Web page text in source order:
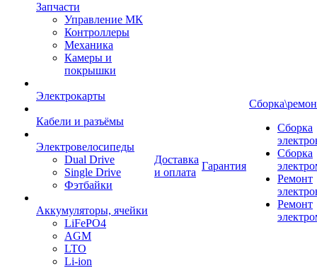
Запчасти
Управление МК
Контроллеры
Механика
Камеры и
покрышки
Электрокарты
Кабели и разъёмы
Электровелосипеды
Dual Drive
Single Drive
Фэтбайки
Аккумуляторы, ячейки
LiFePO4
AGM
LTO
Li-ion
Доставка
и оплата
Гарантия
Сборка
Сборка
Ремонт
Ремонт